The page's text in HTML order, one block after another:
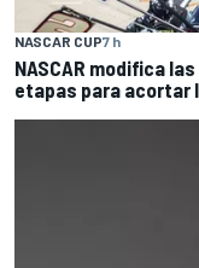
NASCAR CUP7 h
NASCAR modifica
etapas para acortar